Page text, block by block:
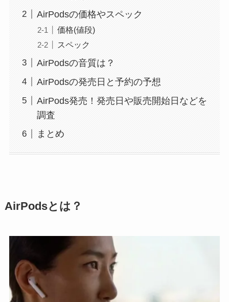
AirPodsの価格やスペック
価格(値段)
スペック
AirPodsの音質は？
AirPodsの発売日と予約の予想
AirPods発売！発売日や販売開始日などを
調査
まとめ
AirPodsとは？